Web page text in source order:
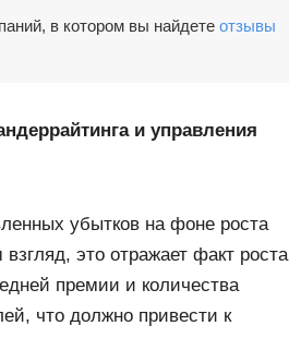
в котором вы найдете отзывы
и управления
убытков на фоне роста
это отражает факт роста
премии и количества
что должно привести к